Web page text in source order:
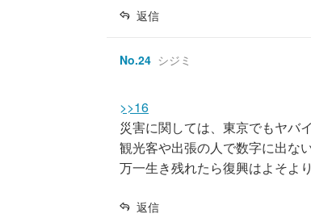
返信
No.24 シジミ
>>16
災害に関しては、東京でもヤバ
観光客や出張の人で数字に出な
万一生き残れたら復興はよそよ
返信